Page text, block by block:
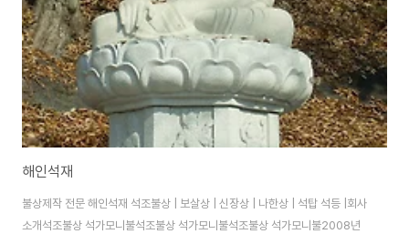
해인석재
불상제작 전문 해인석재 석조불상 | 보살상 | 신장상 | 나한상 | 석탑 석등 |회사
소개석조불상 석가모니불석조불상 석가모니불석조불상 석가모니불2008년